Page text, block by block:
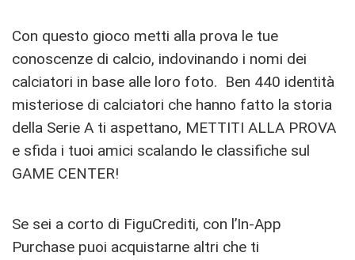
Con questo gioco metti alla prova le tue
conoscenze di calcio, indovinando i nomi dei
calciatori in base alle loro foto. Ben 440 identità
misteriose di calciatori che hanno fatto la storia
della Serie A ti aspettano, METTITI ALLA PROVA
e sfida i tuoi amici scalando le classifiche sul
GAME CENTER!
Se sei a corto di FiguCrediti, con l’In-App
Purchase puoi acquistarne altri che ti